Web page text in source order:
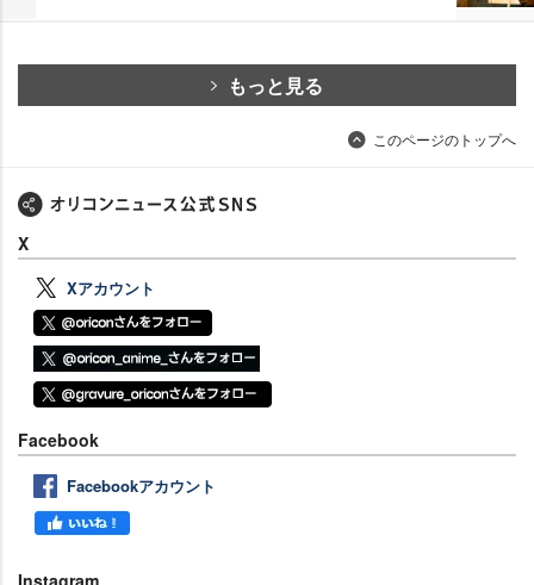
もっと見る
このページのトップへ
X
Xアカウント
Facebook
Facebookアカウント
Instagram